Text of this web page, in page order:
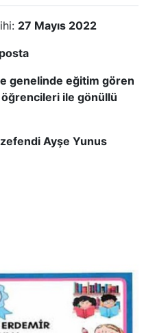
27 Mayıs 2022
genelinde eğitim gören
öğrencileri ile gönüllü
Ayşe Yunus